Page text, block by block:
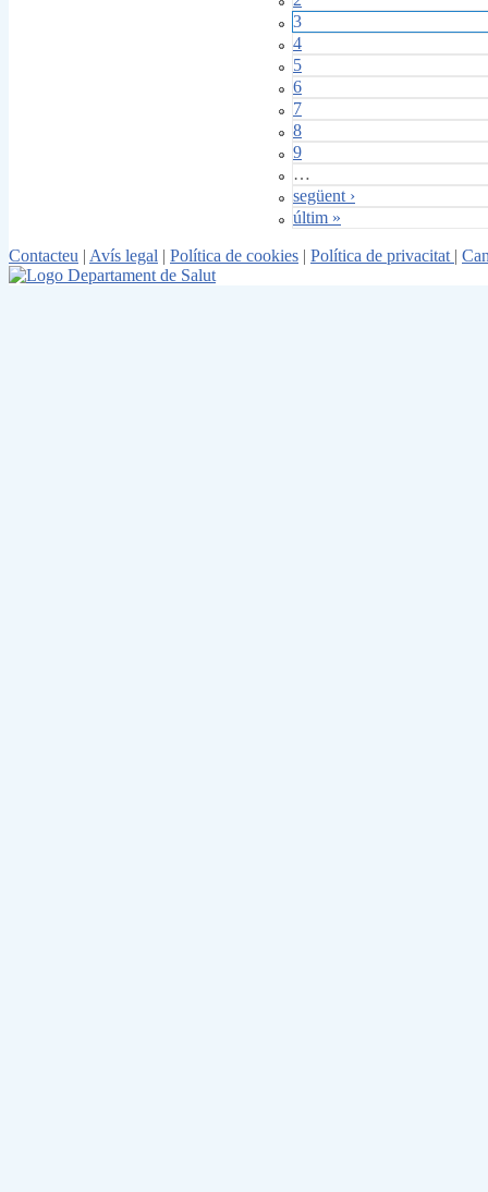
3
4
5
6
7
8
9
…
següent ›
últim »
Contacteu | Avís legal | Política de cookies | Política de privacitat |